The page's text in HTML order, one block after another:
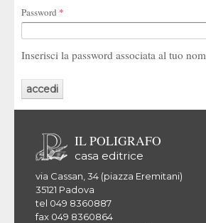
Password *
Inserisci la password associata al tuo
IL POLIGRAFO
casa editrice
via Cassan, 34 (piazza Eremitani)
35121 Padova
tel 049 8360887
fax 049 8360864